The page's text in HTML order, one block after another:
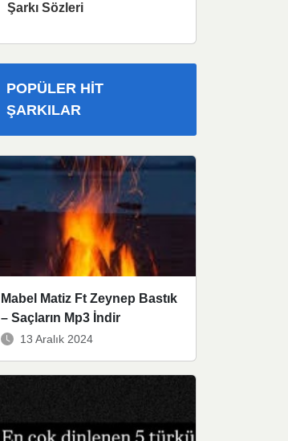
Şarkı Sözleri
POPÜLER HIT
ŞARKILAR
Mabel Matiz Ft Zeynep Bastık
– Saçların Mp3 İndir
13 Aralık 2024